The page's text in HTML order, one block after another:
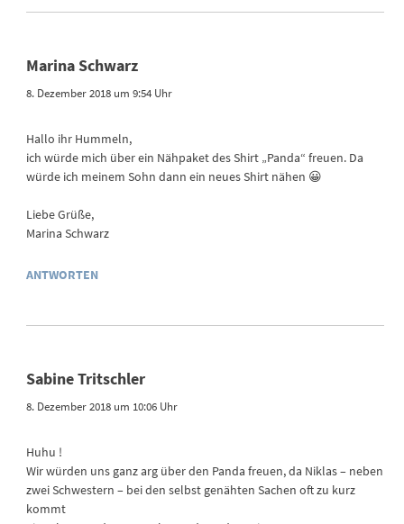
Marina Schwarz
8. Dezember 2018 um 9:54 Uhr
Hallo ihr Hummeln,
ich würde mich über ein Nähpaket des Shirt „Panda“ freuen. Da
würde ich meinem Sohn dann ein neues Shirt nähen 😀
Liebe Grüße,
Marina Schwarz
ANTWORTEN
Sabine Tritschler
8. Dezember 2018 um 10:06 Uhr
Huhu !
Wir würden uns ganz arg über den Panda freuen, da Niklas – neben
zwei Schwestern – bei den selbst genähten Sachen oft zu kurz
kommt